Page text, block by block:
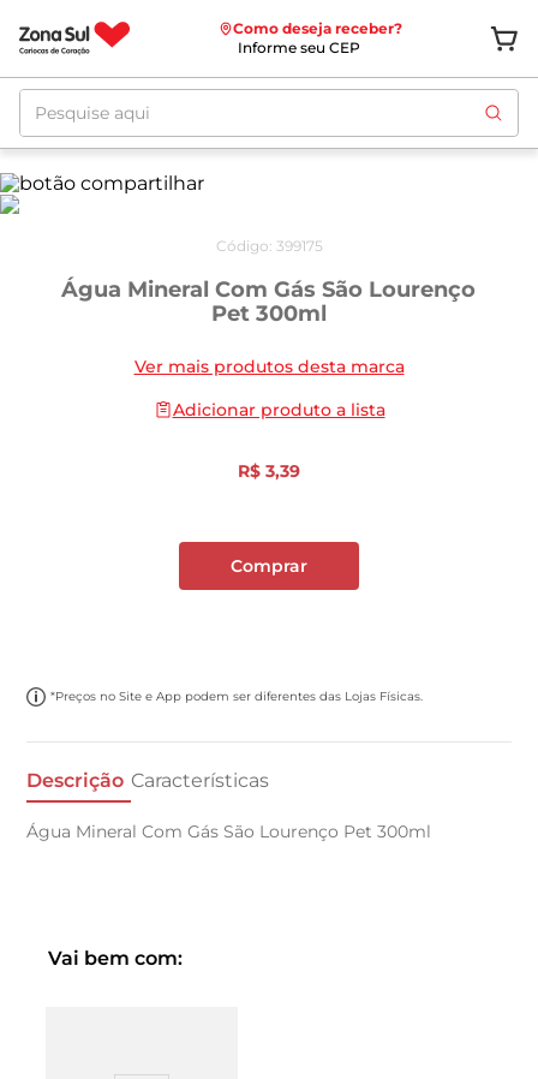
Como deseja receber?
Informe seu CEP
Pesquise aqui
Código: 399175
Água Mineral Com Gás São Lourenço
Pet 300ml
Ver mais produtos desta marca
Adicionar produto a lista
R$ 3,39
Comprar
*Preços no Site e App podem ser diferentes das Lojas Físicas.
Descrição Características
Água Mineral Com Gás São Lourenço Pet 300ml
Vai bem com: